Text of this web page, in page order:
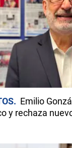
Emilio
y rechaza